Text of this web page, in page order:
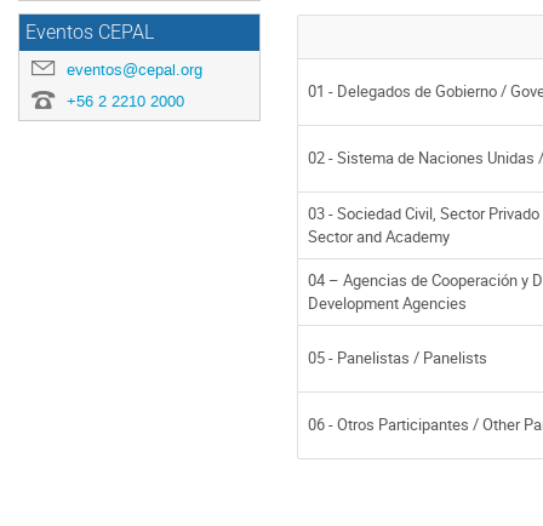
Eventos CEPAL
eventos@cepal.org
+56 2 2210 2000
01 - Delegados de Gobierno /
02 - Sistema de Naciones Unidas
03 - Sociedad Civil, Sector
Sector and Academy
04 – Agencias de Cooperación y
Development Agencies
05 - Panelistas / Panelists
06 - Otros Participantes / Other